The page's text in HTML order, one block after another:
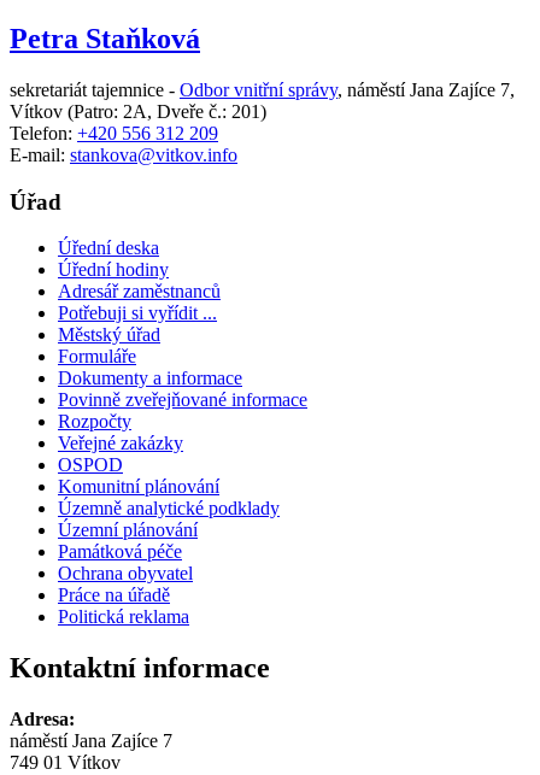
Petra Staňková
sekretariát tajemnice - Odbor vnitřní správy, náměstí Jana Zajíce 7,
Vítkov (Patro: 2A, Dveře č.: 201)
Telefon: +420 556 312 209
E-mail: stankova@vitkov.info
Úřad
Úřední deska
Úřední hodiny
Adresář zaměstnanců
Potřebuji si vyřídit ...
Městský úřad
Formuláře
Dokumenty a informace
Povinně zveřejňované informace
Rozpočty
Veřejné zakázky
OSPOD
Komunitní plánování
Územně analytické podklady
Územní plánování
Památková péče
Ochrana obyvatel
Práce na úřadě
Politická reklama
Kontaktní informace
Adresa:
náměstí Jana Zajíce 7
749 01 Vítkov